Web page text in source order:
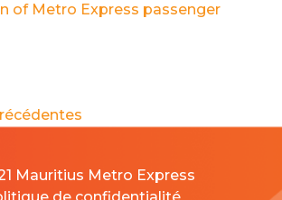
of Metro Express passenger
Mauritius Metro Express